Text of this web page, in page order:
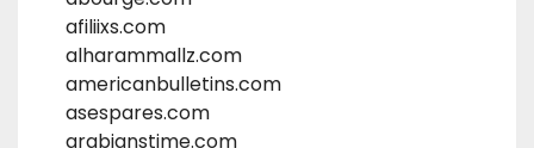
afiliixs.com
alharammallz.com
americanbulletins.com
asespares.com
arabianstime.com